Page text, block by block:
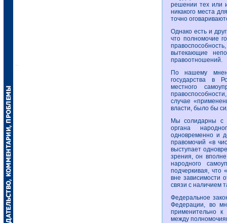
решении тех или
никакого места
точно
Однако есть и
что полномочие
вытекающие
правоотношений.
По нашему
государства в
местного
случае
власти, было бы
Мы солидарны с
органа
одновременно и
правомочий «в
выступает
зрения, он
народного
подчеркивая, что
вне зависимости
связи с наличием
Федеральное
Федерации, во
применительно
между